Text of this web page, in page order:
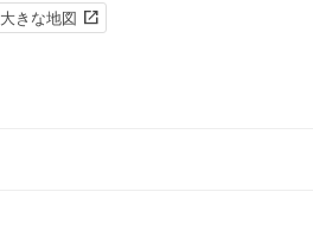
大きな地図